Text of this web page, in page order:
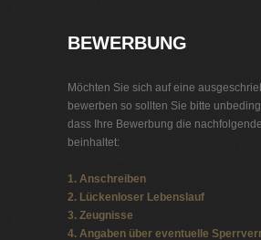
BEWERBUNG
Möchten Sie sich auf eine
bewerben so sollten Sie bitte
dass Ihre Bewerbung die
beinhaltet:
1. Anschreiben
2. Lückenloser Lebenslauf
3. Zeugnisse
4. Angaben über eventuelle